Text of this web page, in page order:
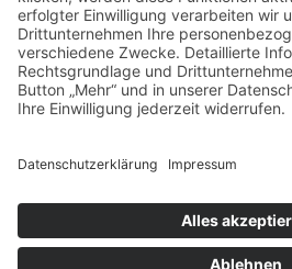
Links
Anfahrt
Tippspiel
Datenschutzerklärung